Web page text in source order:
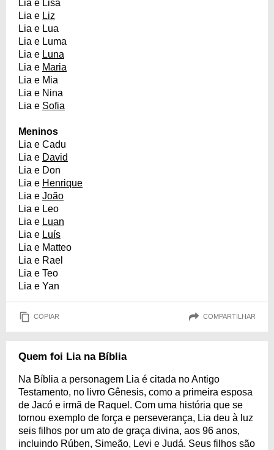
Lia e Lisa
Lia e Liz
Lia e Lua
Lia e Luma
Lia e Luna
Lia e Maria
Lia e Mia
Lia e Nina
Lia e Sofia
Meninos
Lia e Cadu
Lia e David
Lia e Don
Lia e Henrique
Lia e João
Lia e Leo
Lia e Luan
Lia e Luís
Lia e Matteo
Lia e Rael
Lia e Teo
Lia e Yan
COPIAR COMPARTILHAR
Quem foi Lia na Bíblia
Na Bíblia a personagem Lia é citada no Antigo
Testamento, no livro Gênesis, como a primeira esposa
de Jacó e irmã de Raquel. Com uma história que se
tornou exemplo de força e perseverança, Lia deu à luz
seis filhos por um ato de graça divina, aos 96 anos,
incluindo Rúben, Simeão, Levi e Judá. Seus filhos são